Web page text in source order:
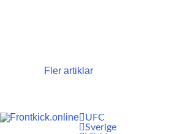
Fler artiklar
UFC
Sverige